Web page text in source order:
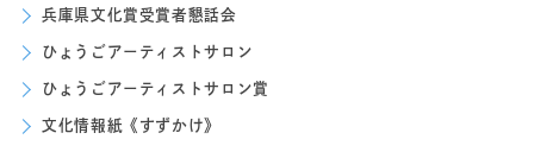
兵庫県文化賞受賞者懇話会
ひょうごアーティストサロン
ひょうごアーティストサロン賞
文化情報紙《すずかけ》